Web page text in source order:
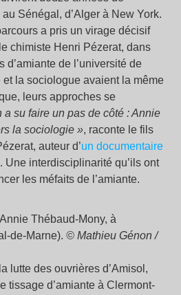
Sénégal, d’Alger à New York.
a pris un virage décisif
chimiste Henri Pézerat, dans
d’amiante de l’université de
la sociologue avaient la même
leurs approches se
a su faire un pas de côté : Annie
la sociologie », raconte le fils
auteur d’un documentaire
. Une interdisciplinarité qu’ils ont
les méfaits de l’amiante.
Thébaud-Mony, à
de-Marne). © Mathieu Génon /
lutte des ouvrières d’Amisol,
tissage d’amiante à Clermont-